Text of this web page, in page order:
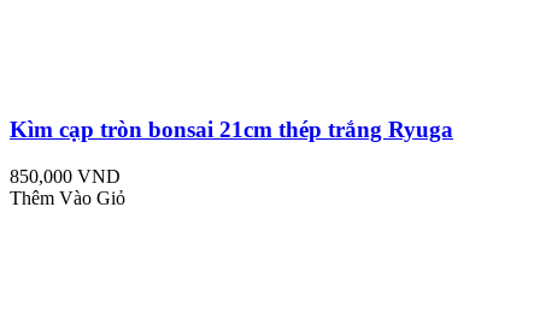
Kìm cạp tròn bonsai 21cm thép trắng Ryuga
850,000 VND
Thêm Vào Giỏ